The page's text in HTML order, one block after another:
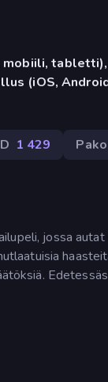
mobiili, tabletti),
(iOS,
1 429 Pako
jossa